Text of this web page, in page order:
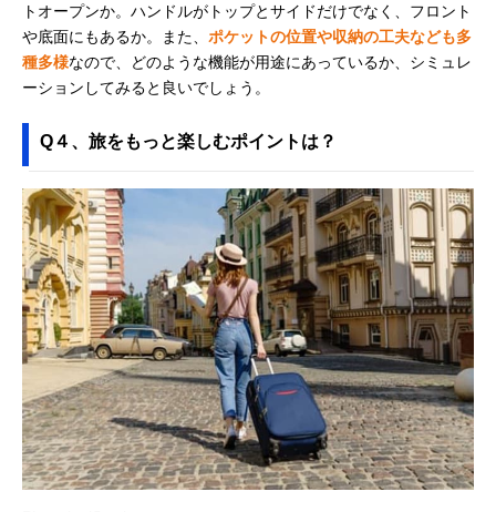
トオープンか。ハンドルがトップとサイドだけでなく、フロント
や底面にもあるか。また、 ポケットの位置や収納の工夫なども多
種多様なので、どのような機能が用途にあっているか、シミュレ
ーションしてみると良いでしょう。
Q４、旅をもっと楽しむポイントは？